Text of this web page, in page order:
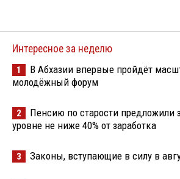
Интересное за неделю
1
В Абхазии впервые пройдёт
молодёжный форум
2
Пенсию по старости предложили
уровне не ниже 40% от заработка
3 Законы, вступающие в силу в